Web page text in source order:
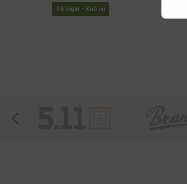
På lager - Køb nu